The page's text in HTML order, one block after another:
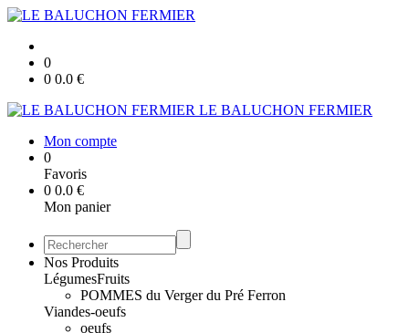
0
0 0.0 €
LE BALUCHON FERMIER
Mon compte
0
Favoris
0 0.0 €
Mon panier
Nos Produits
LégumesFruits
POMMES du Verger du Pré Ferron
Viandes-oeufs
oeufs